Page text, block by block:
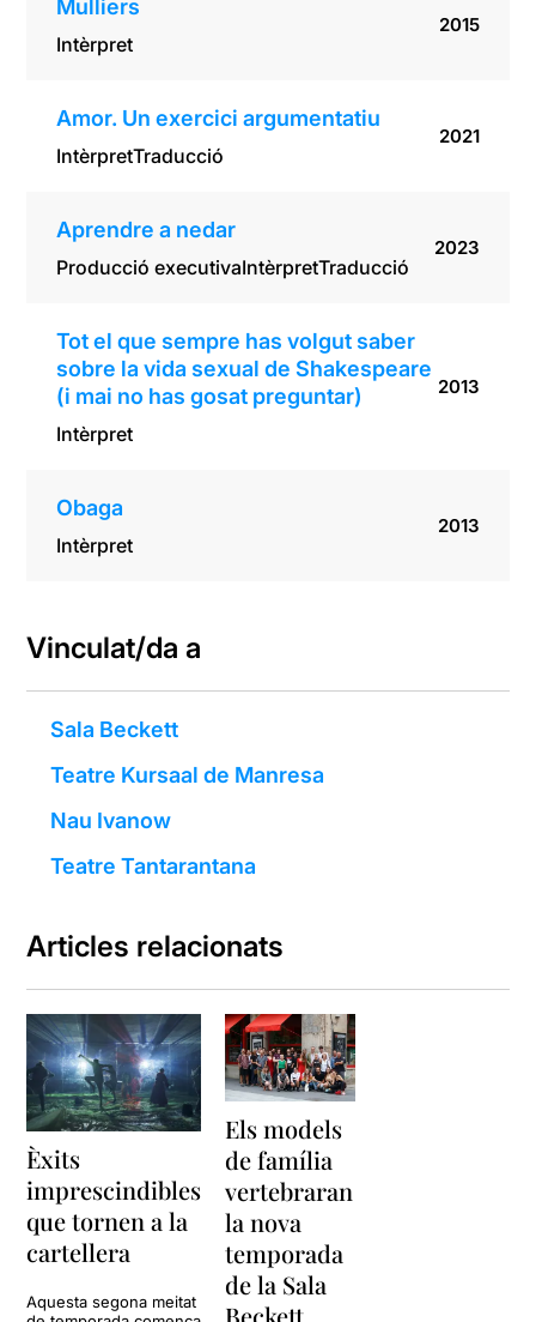
Mulliers
Intèrpret
2015
Amor. Un exercici argumentatiu
IntèrpretTraducció
2021
Aprendre a nedar
Producció executivaIntèrpretTraducció
2023
Tot el que sempre has volgut saber
sobre la vida sexual de Shakespeare
(i mai no has gosat preguntar)
Intèrpret
2013
Obaga
Intèrpret
2013
Vinculat/da a
Sala Beckett
Teatre Kursaal de Manresa
Nau Ivanow
Teatre Tantarantana
Articles relacionats
Èxits
imprescindibles
que tornen a la
cartellera
Aquesta segona meitat
Els models
de família
vertebraran
la nova
temporada
de la Sala
Beckett